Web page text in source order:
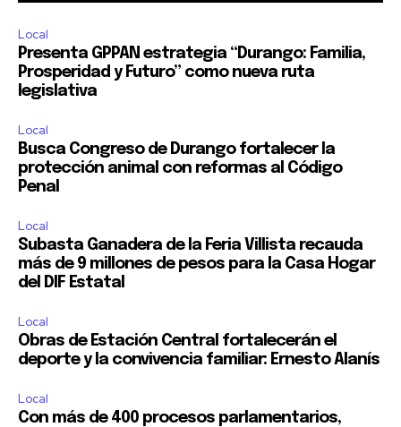
Local
Presenta GPPAN estrategia “Durango: Familia,
Prosperidad y Futuro” como nueva ruta
legislativa
Local
Busca Congreso de Durango fortalecer la
protección animal con reformas al Código
Penal
Local
Subasta Ganadera de la Feria Villista recauda
más de 9 millones de pesos para la Casa Hogar
del DIF Estatal
Local
Obras de Estación Central fortalecerán el
deporte y la convivencia familiar: Ernesto Alanís
Local
Con más de 400 procesos parlamentarios,